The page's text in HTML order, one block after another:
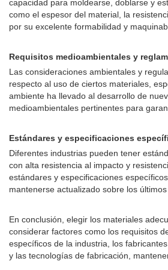
capacidad para moldearse, doblarse y
como el espesor del material, la
por su excelente formabilidad y
Requisitos medioambientales y
Las consideraciones ambientales y
respecto al uso de ciertos materiales,
ambiente ha llevado al desarrollo de
medioambientales pertinentes para
Estándares y especificaciones
Diferentes industrias pueden tener
con alta resistencia al impacto y
estándares y especificaciones
mantenerse actualizado sobre los
En conclusión, elegir los materiales
considerar factores como los requisitos
específicos de la industria, los
y las tecnologías de fabricación,